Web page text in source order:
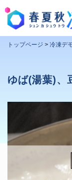
トップページ > 冷凍デ
ゆば(湯葉)、